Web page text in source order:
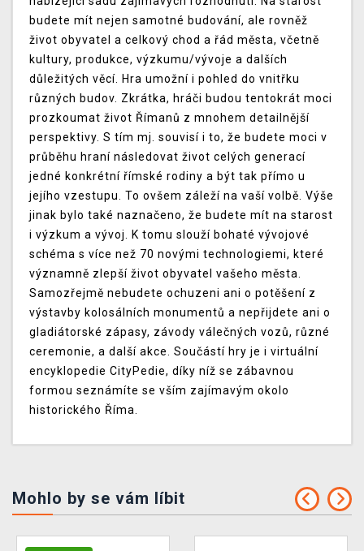
budete mít nejen samotné budování, ale rovněž
život obyvatel a celkový chod a řád města, včetně
kultury, produkce, výzkumu/vývoje a dalších
důležitých věcí. Hra umožní i pohled do vnitřku
různých budov. Zkrátka, hráči budou tentokrát moci
prozkoumat život Římanů z mnohem detailnější
perspektivy. S tím mj. souvisí i to, že budete moci v
průběhu hraní následovat život celých generací
jedné konkrétní římské rodiny a být tak přímo u
jejího vzestupu. To ovšem záleží na vaší volbě. Výše
jinak bylo také naznačeno, že budete mít na starost
i výzkum a vývoj. K tomu slouží bohaté vývojové
schéma s více než 70 novými technologiemi, které
významně zlepší život obyvatel vašeho města.
Samozřejmě nebudete ochuzeni ani o potěšení z
výstavby kolosálních monumentů a nepřijdete ani o
gladiátorské zápasy, závody válečných vozů, různé
ceremonie, a další akce. Součástí hry je i virtuální
encyklopedie CityPedie, díky níž se zábavnou
formou seznámíte se vším zajímavým okolo
historického Říma.
Mohlo by se vám líbit